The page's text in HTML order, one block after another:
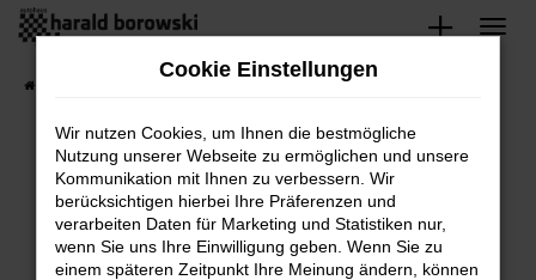
Zum
springen
Fahrzeugsuche
Unsere Angebote
Cookie Einstellungen
Wir nutzen Cookies, um Ihnen die bestmögliche
Nutzung unserer Webseite zu ermöglichen und unsere
Kommunikation mit Ihnen zu verbessern. Wir
berücksichtigen hierbei Ihre Präferenzen und
verarbeiten Daten für Marketing und Statistiken nur,
wenn Sie uns Ihre Einwilligung geben. Wenn Sie zu
einem späteren Zeitpunkt Ihre Meinung ändern, können